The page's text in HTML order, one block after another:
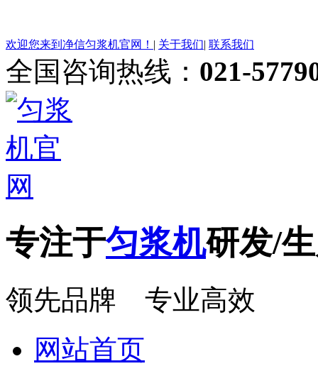
欢迎您来到净信匀浆机官网！ | 关于我们| 联系我们
全国咨询热线： 021-
专注于匀浆机研发/
领先品牌 专业高效
网站首页